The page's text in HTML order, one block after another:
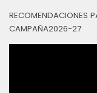
RECOMENDACIONES
CAMPAÑA2026-27